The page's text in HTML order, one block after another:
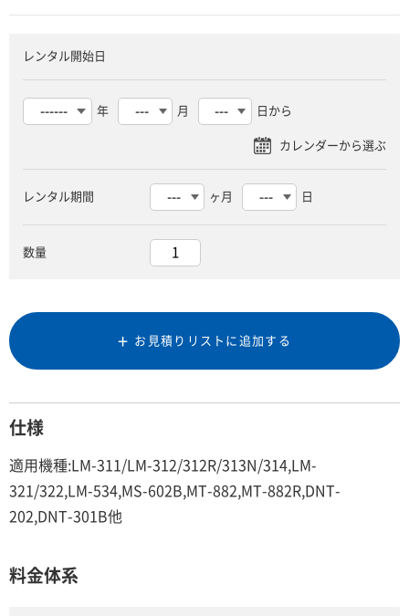
レンタル開始日
年 月 日から
レンタル期間 ヶ月 日
数量
お見積りリストに追加する
仕様
適用機種:LM-311/LM-312/312R/313N/314,LM-
321/322,LM-534,MS-602B,MT-882,MT-882R,DNT-
202,DNT-301B他
料金体系